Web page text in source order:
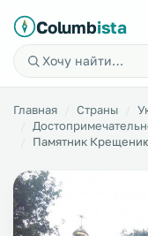
Columbista
Главная Страны
Памятник